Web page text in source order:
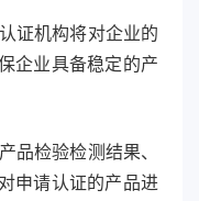
认证机构将对企业的
企业具备稳定的产
品检验检测结果、
申请认证的产品进